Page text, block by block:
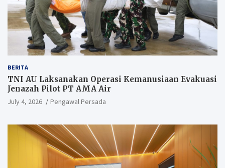
BERITA
TNI AU Laksanakan Operasi Kemanusiaan Evakuasi
Jenazah Pilot PT AMA Air
July 4, 2026 Pengawal Persada